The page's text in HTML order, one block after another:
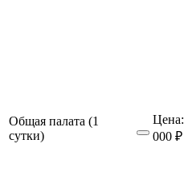
Общая палата (1
сутки)
Цена:
000 ₽